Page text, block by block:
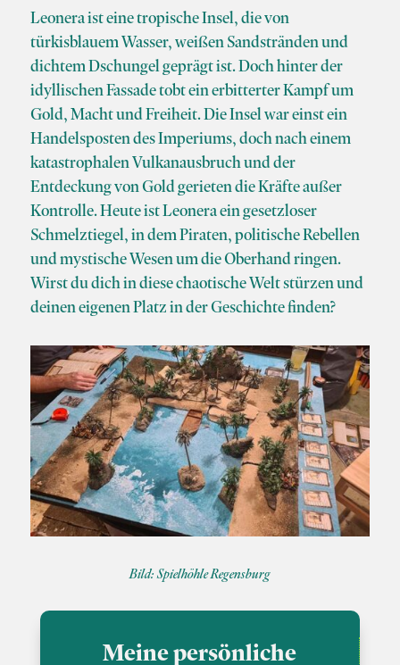
Leonera ist eine tropische Insel, die von
türkisblauem Wasser, weißen Sandstränden und
dichtem Dschungel geprägt ist. Doch hinter der
idyllischen Fassade tobt ein erbitterter Kampf um
Gold, Macht und Freiheit. Die Insel war einst ein
Handelsposten des Imperiums, doch nach einem
katastrophalen Vulkanausbruch und der
Entdeckung von Gold gerieten die Kräfte außer
Kontrolle. Heute ist Leonera ein gesetzloser
Schmelztiegel, in dem Piraten, politische Rebellen
und mystische Wesen um die Oberhand ringen.
Wirst du dich in diese chaotische Welt stürzen und
deinen eigenen Platz in der Geschichte finden?
Bild: Spielhöhle Regensburg
Meine persönliche